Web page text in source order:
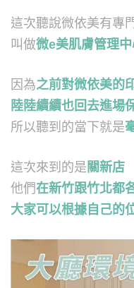
這次聽說微依美有專
叫做微e美肌膚管理
因為之前對微依美的
陸陸續續也回去進場
所以聽到的當下就是
這次來到的是 關新店
他們在新竹跟竹北都
大家可以根據自己的